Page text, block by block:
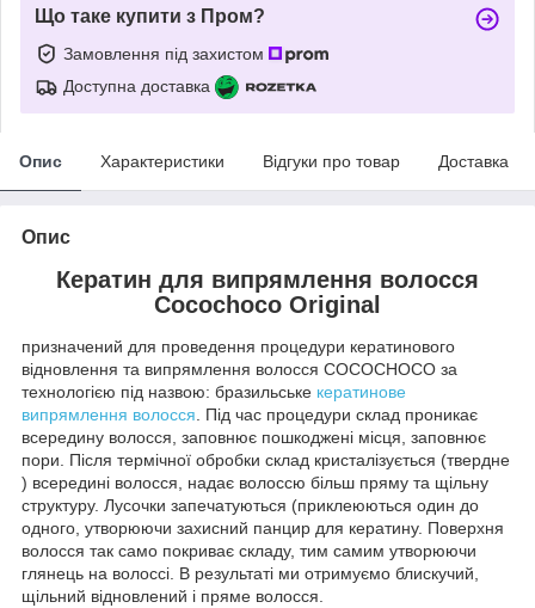
Що таке купити з Пром?
Замовлення під захистом
Доступна доставка
Опис Характеристики Відгуки про товар Доставка
Опис
Кератин для випрямлення волосся
Cocochoco Original
призначений для проведення процедури кератинового
відновлення та випрямлення волосся COCOCHOCO за
технологією під назвою: бразильське кератинове
випрямлення волосся. Під час процедури склад проникає
всередину волосся, заповнює пошкоджені місця, заповнює
пори. Після термічної обробки склад кристалізується (твердне
) всередині волосся, надає волоссю більш пряму та щільну
структуру. Лусочки запечатуються (приклеюються один до
одного, утворюючи захисний панцир для кератину. Поверхня
волосся так само покриває складу, тим самим утворюючи
глянець на волоссі. В результаті ми отримуємо блискучий,
щільний відновлений і пряме волосся.